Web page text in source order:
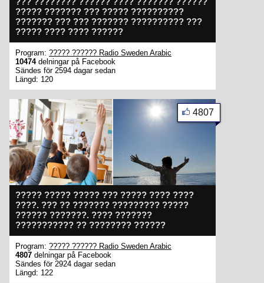
????? ??????? ??? ????? ??????????
??????? ??? ??? ??????? ?????????? ???
????? ???? ???? ??????
Program: ????? ?????? Radio Sweden Arabic
10474delningar på Facebook
Sändes för 2594 dagar sedan
Längd: 120
????? ????? ????? ??? ????? ???? ????
????. ??? ?? ??????? ????????? ?????
?????? ???????. ???? ???????
??????????? ?? ???????? ??????
4807
Program: ????? ?????? Radio Sweden Arabic
4807 delningar på Facebook
Sändes för 2924 dagar sedan
Längd: 122